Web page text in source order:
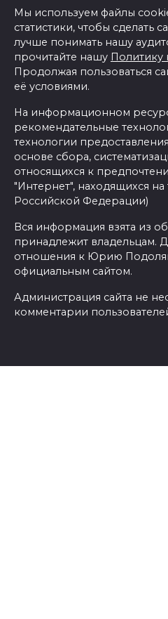
Мы используем файлы
статистики, чтобы сделать
лучше понимать нашу
прочитайте нашу Политику
Продолжая пользоваться
её условиями.
На информационном
рекомендательные
технологии
основе сбора,
относящихся к
"Интернет", находящихся
Российской Федерации)
Вся информация взята из
принадлежит владельцам.
отношения к Юрию
официальным сайтом.
Администрация сайта не
комментарии